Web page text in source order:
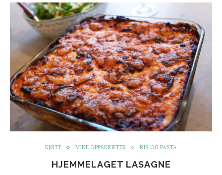
KJØTT MINE OPPSKRIFTER RIS OG PASTA
HJEMMELAGET LASAGNE